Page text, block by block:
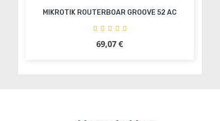
MIKROTIK ROUTERBOAR GROOVE 52 AC
Precio
69,07 €
Añadir al carrito